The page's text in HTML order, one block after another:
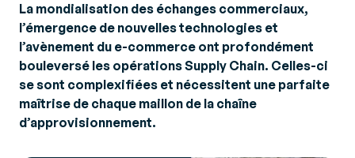
La mondialisation des échanges commerciaux,
l’émergence de nouvelles technologies et
l’avènement du e-commerce ont profondément
bouleversé les opérations Supply Chain. Celles-ci
se sont complexifiées et nécessitent une parfaite
maîtrise de chaque maillon de la chaîne
d’approvisionnement.